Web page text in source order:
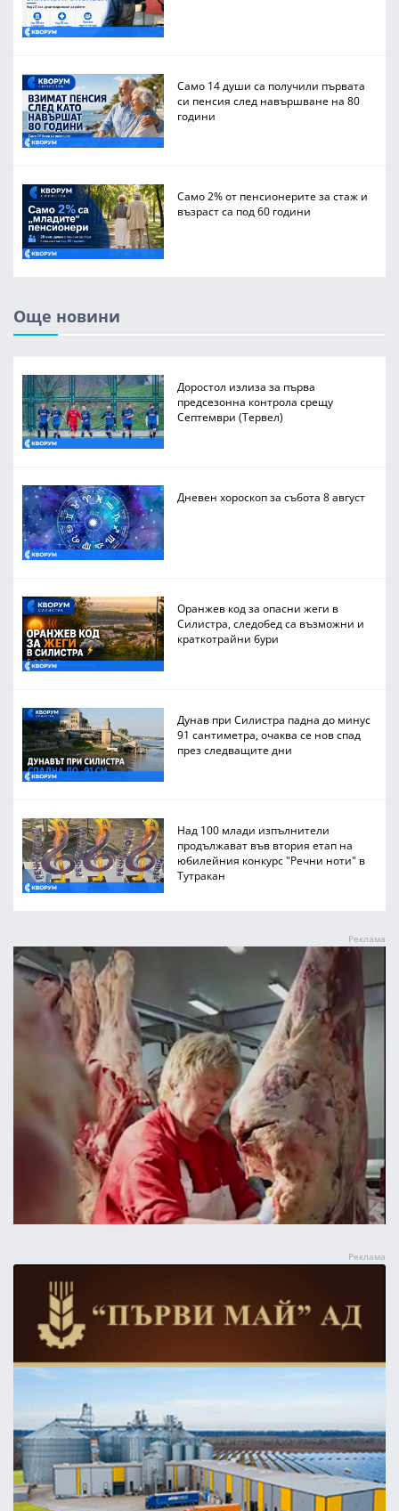
Само 14 души са получили първата
си пенсия след навършване на 80
години
Само 2% от пенсионерите за стаж и
възраст са под 60 години
Още новини
Доростол излиза за първа
предсезонна контрола срещу
Септември (Тервел)
Дневен хороскоп за събота 8 август
Оранжев код за опасни жеги в
Силистра, следобед са възможни и
краткотрайни бури
Дунав при Силистра падна до минус
91 сантиметра, очаква се нов спад
през следващите дни
Над 100 млади изпълнители
продължават във втория етап на
юбилейния конкурс "Речни ноти" в
Тутракан